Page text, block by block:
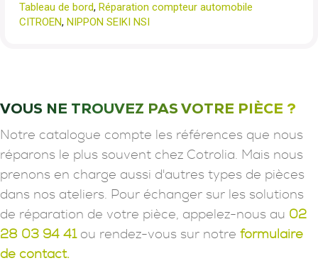
Tableau de bord, Réparation compteur automobile
CITROEN, NIPPON SEIKI NSI
VOUS NE TROUVEZ PAS VOTRE PIÈCE ?
Notre catalogue compte les références que nous
réparons le plus souvent chez Cotrolia. Mais nous
prenons en charge aussi d'autres types de pièces
dans nos ateliers. Pour échanger sur les solutions
de réparation de votre pièce, appelez-nous au 02
28 03 94 41ou rendez-vous sur notre formulaire
de contact.